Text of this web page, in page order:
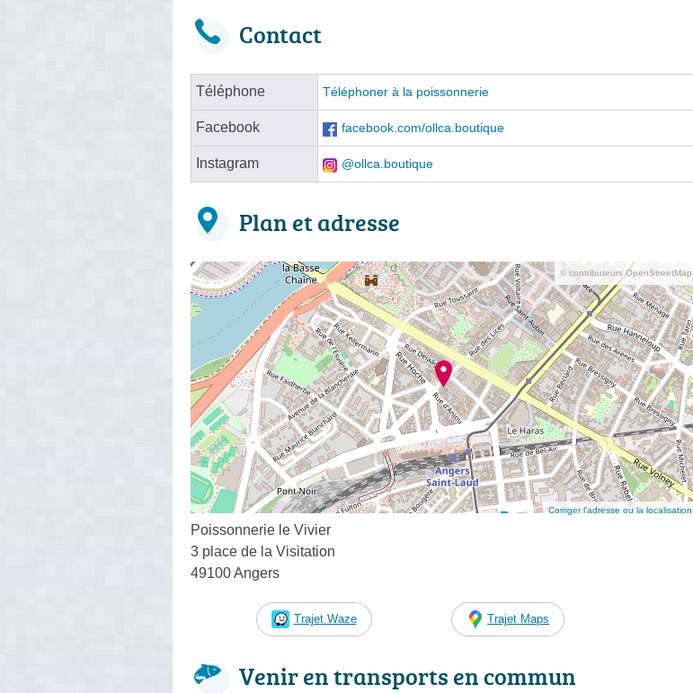
Contact
Téléphone Téléphoner à la poissonnerie
Facebook facebook.com/ollca.boutique
Instagram @ollca.boutique
Plan et adresse
© contributeurs OpenStreetMap
Corriger l’adresse ou la localisation
Poissonnerie le Vivier
3 place de la Visitation
49100 Angers
Trajet Waze Trajet Maps
Venir en transports en commun